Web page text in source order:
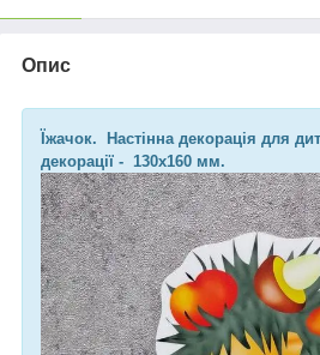
Опис
Їжачок. Настінна декорація для
декорації - 130х160 мм.